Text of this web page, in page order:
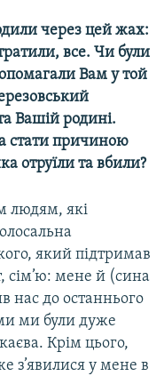
через цей жах:
все. Чи були
Вам у той
Вашій родині.
стати причиною
отруїли та вбили?
людям, які
який підтримав
мене й (сина
нас до останнього
ми були дуже
Крім цього,
з’явилися у мене в